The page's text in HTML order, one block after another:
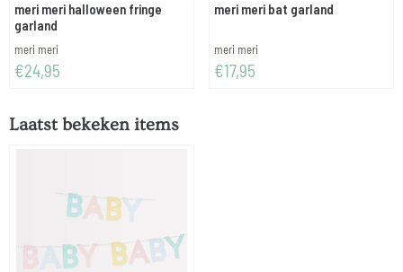
meri meri halloween fringe
garland
Merk:
meri meri
Prijs: 24,95
€24,95
meri meri bat garland
Merk:
meri meri
Prijs: 17,95
€17,95
Laatst bekeken items